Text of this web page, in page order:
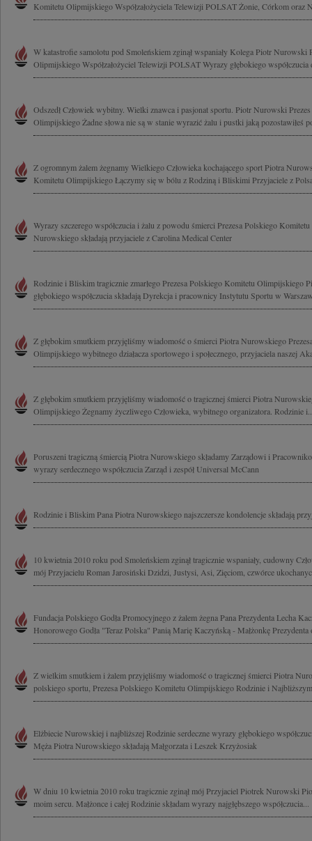
Komitetu Olipmijskiego Współzałożyciela Telewizji POLSAT Żonie, Córkom oraz
W katastrofie samolotu pod Smoleńskiem zginął wspaniały Kolega Piotr Nurowski
Olipmijskiego Współzałożyciel Telewizji POLSAT Wyrazy głębokiego współczucia
Odszedł Człowiek wybitny. Wielki znawca i pasjonat sportu. Piotr Nurowski
Olimpijskiego Żadne słowa nie są w stanie wyrazić żalu i pustki jaką pozostawiłeś
Z ogromnym żalem żegnamy Wielkiego Człowieka kochającego sport Piotra
Komitetu Olimpijskiego Łączymy się w bólu z Rodziną i Bliskimi Przyjaciele z
Wyrazy szczerego współczucia i żalu z powodu śmierci Prezesa Polskiego
Nurowskiego składają przyjaciele z Carolina Medical Center
Rodzinie i Bliskim tragicznie zmarłego Prezesa Polskiego Komitetu Olimpijskiego
głębokiego współczucia składają Dyrekcja i pracownicy Instytutu Sportu w
Z głębokim smutkiem przyjęliśmy wiadomość o śmierci Piotra Nurowskiego
Olimpijskiego wybitnego działacza sportowego i społecznego, przyjaciela naszej
Z głębokim smutkiem przyjęliśmy wiadomość o tragicznej śmierci Piotra
Olimpijskiego Żegnamy życzliwego Człowieka, wybitnego organizatora. Rodzinie
Poruszeni tragiczną śmiercią Piotra Nurowskiego składamy Zarządowi i
wyrazy serdecznego współczucia Zarząd i zespół Universal McCann
Rodzinie i Bliskim Pana Piotra Nurowskiego najszczersze kondolencje składają
10 kwietnia 2010 roku pod Smoleńskiem zginął tragicznie wspaniały, cudowny
mój Przyjacielu Roman Jarosiński Dzidzi, Justysi, Asi, Zięciom, czwórce
Fundacja Polskiego Godła Promocyjnego z żalem żegna Pana Prezydenta Lecha
Honorowego Godła "Teraz Polska" Panią Marię Kaczyńską - Małżonkę Prezydenta
Z wielkim smutkiem i żalem przyjęliśmy wiadomość o tragicznej śmierci Piotra
polskiego sportu, Prezesa Polskiego Komitetu Olimpijskiego Rodzinie i Najbliższym
Elżbiecie Nurowskiej i najbliższej Rodzinie serdeczne wyrazy głębokiego
Męża Piotra Nurowskiego składają Małgorzata i Leszek Krzyżosiak
W dniu 10 kwietnia 2010 roku tragicznie zginął mój Przyjaciel Piotrek Nurowski
moim sercu. Małżonce i całej Rodzinie składam wyrazy najgłębszego współczucia...